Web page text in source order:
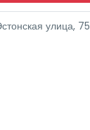
улица, 75